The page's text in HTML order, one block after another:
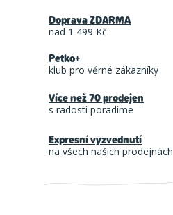
Doprava ZDARMA
nad 1 499 Kč
Petko+
klub pro věrné zákazníky
Více než 70 prodejen
s radostí poradíme
Expresní vyzvednutí
na všech našich prodejnách